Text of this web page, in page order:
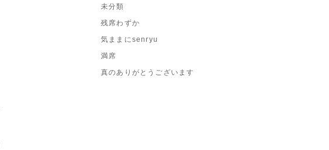
未分類
残席わずか
気ままにsenryu
満席
真のありがとうございます